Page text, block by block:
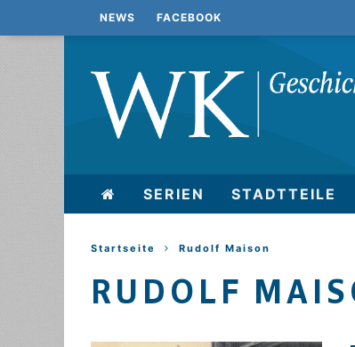
NEWS FACEBOOK
SERIEN STADTTEILE
Startseite Rudolf Maison
RUDOLF